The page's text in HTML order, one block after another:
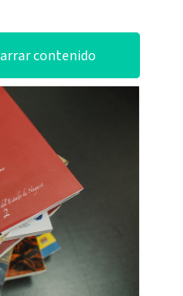
contenido